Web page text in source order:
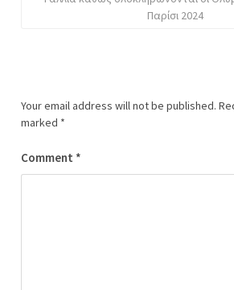
Παρίσι 2024
Your email address will not be published.
marked *
Comment *